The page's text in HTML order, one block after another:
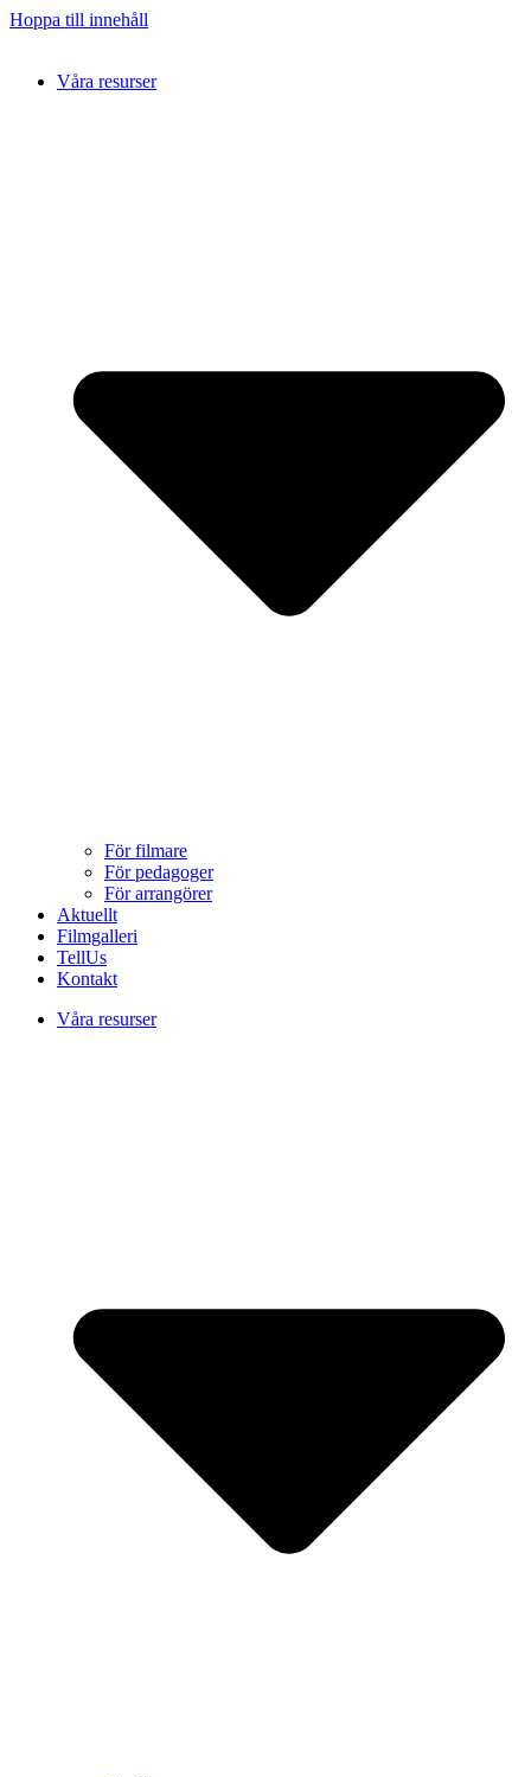
Hoppa till innehåll
Våra resurser
För filmare
För pedagoger
För arrangörer
Aktuellt
Filmgalleri
TellUs
Kontakt
Våra resurser